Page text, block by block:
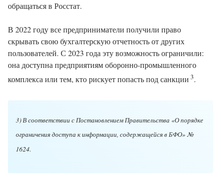
обращаться в Росстат.
В 2022 году все предприниматели получили право
скрывать свою бухгалтерскую отчетность от других
пользователей. С 2023 года эту возможность ограничили:
она доступна предприятиям оборонно-промышленного
комплекса или тем, кто рискует попасть под санкции 3.
3) В соответствии с Постановлением Правительства «О порядке
ограничения доступа к информации, содержащейся в БФО» №
1624.